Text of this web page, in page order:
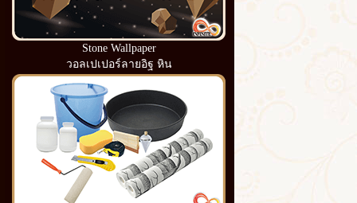
Stone Wallpaper
วอลเปเปอร์ลายอิฐ หิน